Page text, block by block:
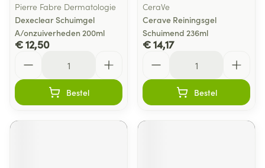
Pierre Fabre Dermatologie
Dexeclear Schuimgel
A/onzuiverheden 200ml
€ 12,50
Bestel
CeraVe
Cerave Reiningsgel
Schuimend 236ml
€ 14,17
Bestel